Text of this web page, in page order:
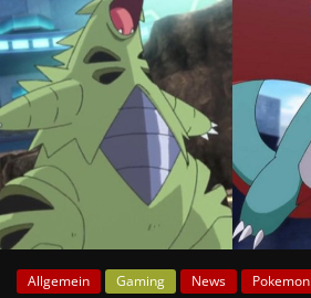
Allgemein Gaming News Pokemon